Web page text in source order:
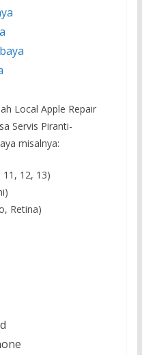
Local Apple Repair
Servis Piranti-
misalnya:
11, 12, 13)
Retina)